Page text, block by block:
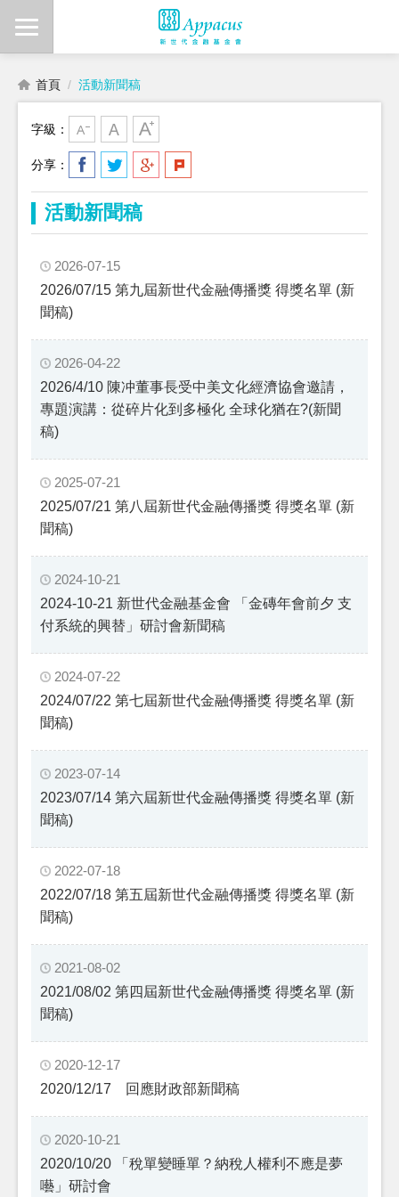
首頁 活動新聞稿
字級：
分享：
活動新聞稿
2026-07-15
2026/07/15 第九屆新世代金融傳播獎 得獎名單 (新
聞稿)
2026-04-22
2026/4/10 陳冲董事長受中美文化經濟協會邀請，
專題演講：從碎片化到多極化 全球化猶在?(新聞
稿)
2025-07-21
2025/07/21 第八屆新世代金融傳播獎 得獎名單 (新
聞稿)
2024-10-21
2024-10-21 新世代金融基金會 「金磚年會前夕 支
付系統的興替」研討會新聞稿
2024-07-22
2024/07/22 第七屆新世代金融傳播獎 得獎名單 (新
聞稿)
2023-07-14
2023/07/14 第六屆新世代金融傳播獎 得獎名單 (新
聞稿)
2022-07-18
2022/07/18 第五屆新世代金融傳播獎 得獎名單 (新
聞稿)
2021-08-02
2021/08/02 第四屆新世代金融傳播獎 得獎名單 (新
聞稿)
2020-12-17
2020/12/17 回應財政部新聞稿
2020-10-21
2020/10/20 「稅單變睡單？納稅人權利不應是夢
囈」研討會